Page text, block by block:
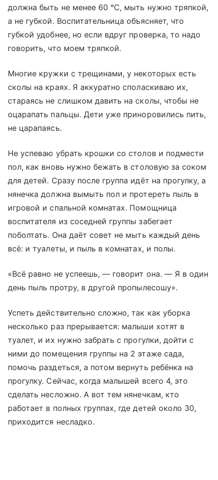
должна быть не менее 60 °C, мыть нужно тряпкой,
а не губкой. Воспитательница объясняет, что
губкой удобнее, но если вдруг проверка, то надо
говорить, что моем тряпкой.
Многие кружки с трещинами, у некоторых есть
сколы на краях. Я аккуратно споласкиваю их,
стараясь не слишком давить на сколы, чтобы не
оцарапать пальцы. Дети уже приноровились пить,
не царапаясь.
Не успеваю убрать крошки со столов и подмести
пол, как вновь нужно бежать в столовую за соком
для детей. Сразу после группа идёт на прогулку, а
нянечка должна вымыть пол и протереть пыль в
игровой и спальной комнатах. Помощница
воспитателя из соседней группы забегает
поболтать. Она даёт совет не мыть каждый день
всё: и туалеты, и пыль в комнатах, и полы.
«Всё равно не успеешь, — говорит она. — Я в один
день пыль протру, в другой пропылесошу».
Успеть действительно сложно, так как уборка
несколько раз прерывается: малыши хотят в
туалет, и их нужно забрать с прогулки, дойти с
ними до помещения группы на 2 этаже сада,
помочь раздеться, а потом вернуть ребёнка на
прогулку. Сейчас, когда малышей всего 4, это
сделать несложно. А вот тем нянечкам, кто
работает в полных группах, где детей около 30,
приходится несладко.